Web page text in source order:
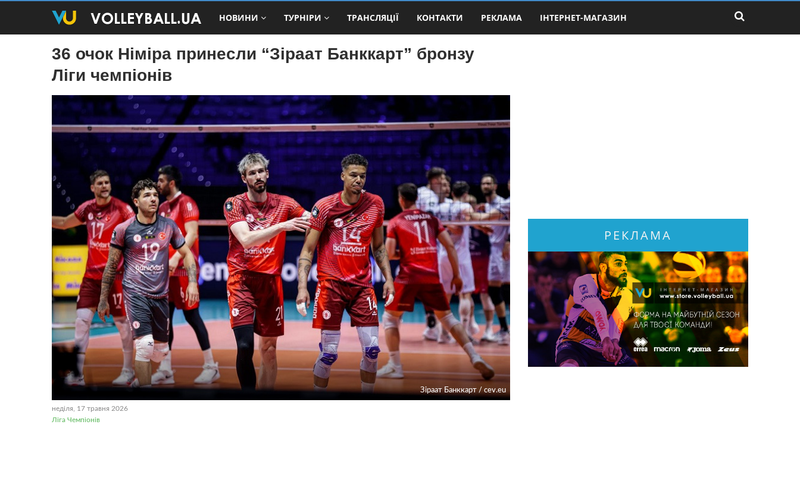
НОВИНИ ТУРНІРИ ТРАНСЛЯЦІЇ КОНТАКТИ РЕКЛАМА ІНТЕРНЕТ-МАГАЗИН
36 очок Німіра принесли “Зіраат Банккарт” бронзу
Ліги чемпіонів
Зіраат Банккарт / cev.eu
неділя, 17 травня 2026
Ліга Чемпіонів
РЕКЛАМА